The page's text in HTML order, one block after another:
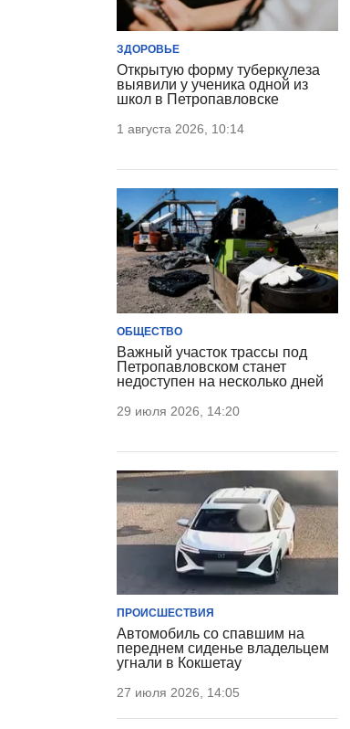
ЗДОРОВЬЕ
Открытую форму туберкулеза
выявили у ученика одной из
школ в Петропавловске
1 августа 2026, 10:14
ОБЩЕСТВО
Важный участок трассы под
Петропавловском станет
недоступен на несколько дней
29 июля 2026, 14:20
ПРОИСШЕСТВИЯ
Автомобиль со спавшим на
переднем сиденье владельцем
угнали в Кокшетау
27 июля 2026, 14:05